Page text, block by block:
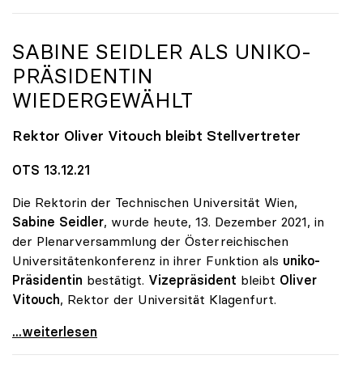
SABINE SEIDLER ALS UNIKO-
PRÄSIDENTIN
WIEDERGEWÄHLT
Rektor Oliver Vitouch bleibt Stellvertreter
OTS 13.12.21
Die Rektorin der Technischen Universität Wien,
Sabine Seidler, wurde heute, 13. Dezember 2021, in
der Plenarversammlung der Österreichischen
Universitätenkonferenz in ihrer Funktion als uniko-
Präsidentin bestätigt. Vizepräsident bleibt Oliver
Vitouch, Rektor der Universität Klagenfurt.
Sabine Seidler als uniko-Präsidentin wiedergewählt
...weiterlesen